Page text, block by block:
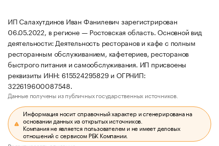
ИП Салахутдинов Иван Фанилевич зарегистрирован
06.05.2022, в регионе — Ростовская область. Основной вид
деятельности: Деятельность ресторанов и кафе с полным
ресторанным обслуживанием, кафетериев, ресторанов
быстрого питания и самообслуживания. ИП присвоены
реквизиты ИНН: 615524295829 и ОГРНИП:
322619600087548.
Данные получены из публичных государственных источников.
Информация носит справочный характер и сгенерирована на
основании данных из открытых источников.
Компания не является пользователем и не имеет деловых
отношений с сервисом РБК Компании.